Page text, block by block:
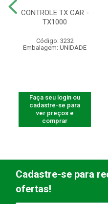
CONTROLE TX CAR -
TX1000
Código: 3232
Embalagem: UNIDADE
Faça seu login ou
cadastre-se para
ver preços e
comprar
Cadastre-se para
ofertas!